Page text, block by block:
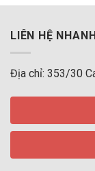
LIÊN HỆ NHANH
Địa chỉ: 353/30